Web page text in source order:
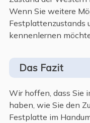
Wenn Sie weitere
Festplattenzustands
kennenlernen
Das Fazit
Wir hoffen, dass Sie
haben, wie Sie den
Festplatte im